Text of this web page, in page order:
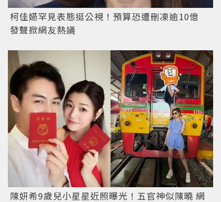
柯佳嬿罕見表態挺公視！預算恐遭刪凍逾10億
發聲掀網友熱議
陳妍希9歲兒小星星近照曝光！五官神似陳曉 網